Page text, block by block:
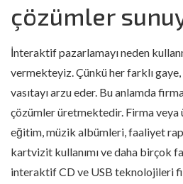
çözümler
İnteraktif pazarlamayı neden
vermekteyiz. Çünkü her farklı
vasıtayı arzu eder. Bu anlamda
çözümler üretmektedir. Firma veya
eğitim, müzik albümleri, faaliyet
kartvizit kullanımı ve daha birçok
interaktif CD ve USB teknolojileri